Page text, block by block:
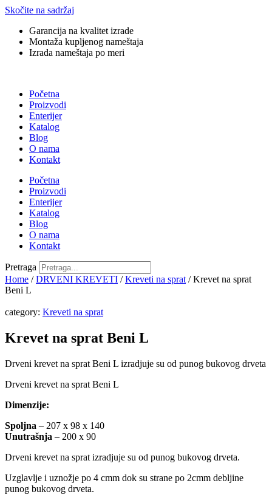
Skočite na sadržaj
Garancija na kvalitet izrade
Montaža kupljenog nameštaja
Izrada nameštaja po meri
Početna
Proizvodi
Enterijer
Katalog
Blog
O nama
Kontakt
Početna
Proizvodi
Enterijer
Katalog
Blog
O nama
Kontakt
Pretraga
Home /DRVENI KREVETI /Kreveti na sprat / Krevet na sprat
Beni L
category: Kreveti na sprat
Krevet na sprat Beni L
Drveni krevet na sprat Beni L izradjuje su od punog bukovog drveta
Drveni krevet na sprat Beni L
Dimenzije:
Spoljna – 207 x 98 x 140
Unutrašnja – 200 x 90
Drveni krevet na sprat izradjuje su od punog bukovog drveta.
Uzglavlje i uznožje po 4 cmm dok su strane po 2cmm debljine
punog bukovog drveta.